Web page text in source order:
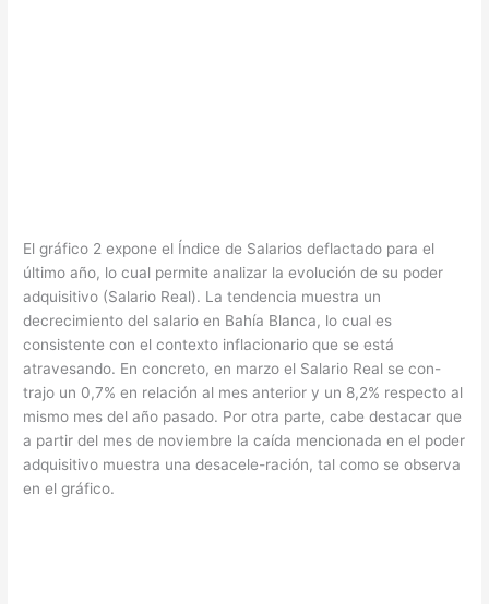
El gráfico 2 expone el Índice de Salarios deflactado para el
último año, lo cual permite analizar la evolución de su poder
adquisitivo (Salario Real). La tendencia muestra un
decrecimiento del salario en Bahía Blanca, lo cual es
consistente con el contexto inflacionario que se está
atravesando. En concreto, en marzo el Salario Real se con-
trajo un 0,7% en relación al mes anterior y un 8,2% respecto al
mismo mes del año pasado. Por otra parte, cabe destacar que
a partir del mes de noviembre la caída mencionada en el poder
adquisitivo muestra una desacele-ración, tal como se observa
en el gráfico.